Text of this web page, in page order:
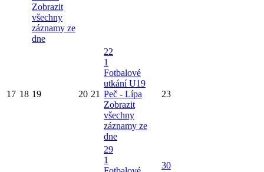
Zobrazit
všechny
záznamy ze
dne
17 18 19 20 21
22
1
Fotbalové
utkání U19
Peč - Lípa
Zobrazit
všechny
záznamy ze
dne
23
29
1
30